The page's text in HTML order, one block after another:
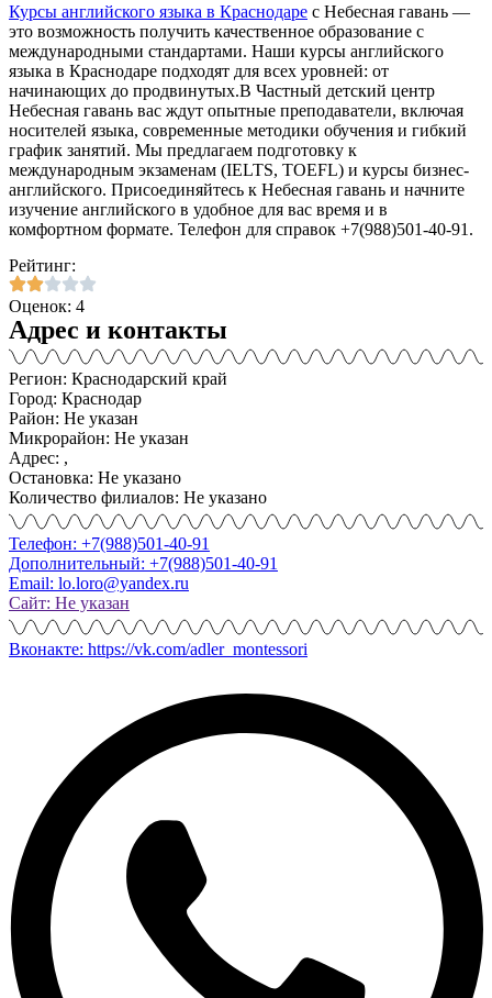
Курсы английского языка в Краснодаре с Небесная гавань —
это возможность получить качественное образование с
международными стандартами. Наши курсы английского
языка в Краснодаре подходят для всех уровней: от
начинающих до продвинутых.В Частный детский центр
Небесная гавань вас ждут опытные преподаватели, включая
носителей языка, современные методики обучения и гибкий
график занятий. Мы предлагаем подготовку к
международным экзаменам (IELTS, TOEFL) и курсы бизнес-
английского. Присоединяйтесь к Небесная гавань и начните
изучение английского в удобное для вас время и в
комфортном формате. Телефон для справок +7(988)501-40-91.
Рейтинг:
Оценок: 4
Адрес и контакты
Регион: Краснодарский край
Город: Краснодар
Район: Не указан
Микрорайон: Не указан
Адрес: ,
Остановка: Не указано
Количество филиалов: Не указано
Телефон: +7(988)501-40-91
Дополнительный: +7(988)501-40-91
Email: lo.loro@yandex.ru
Сайт: Не указан
Вконакте: https://vk.com/adler_montessori